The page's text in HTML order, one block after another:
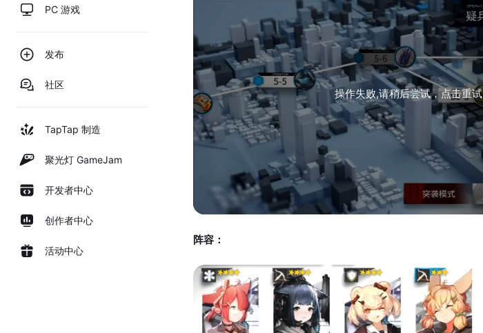
PC 游戏
发布
社区
TapTap 制造
聚光灯 GameJam
开发者中心
创作者中心
活动中心
操作失败,请稍后尝试，点击重试
阵容：